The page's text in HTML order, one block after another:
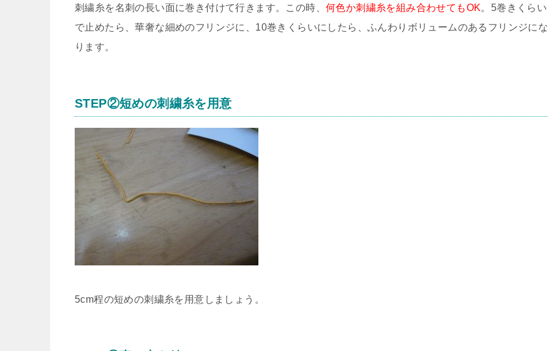
刺繍糸を名刺の長い面に巻き付けて行きます。この時、 何色か刺繍糸を組み合わせてもOK。5巻きくらい
で止めたら、華奢な細めのフリンジに、10巻きくらいにしたら、ふんわりボリュームのあるフリンジにな
ります。
STEP②短めの刺繍糸を用意
5cm程の短めの刺繍糸を用意しましょう。